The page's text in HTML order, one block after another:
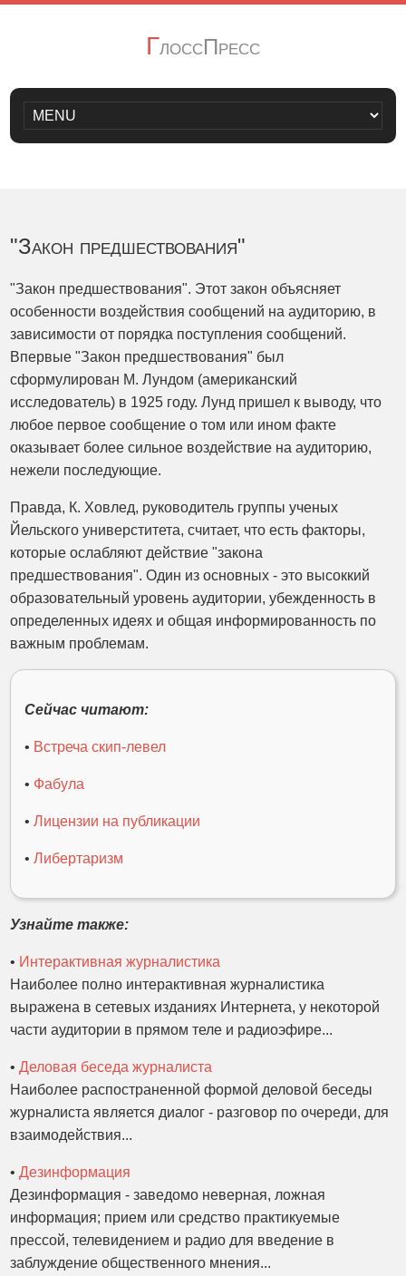
ГлоссПресс
"Закон предшествования"
"Закон предшествования". Этот закон объясняет
особенности воздействия сообщений на аудиторию, в
зависимости от порядка поступления сообщений.
Впервые "Закон предшествования" был
сформулирован М. Лундом (американский
исследователь) в 1925 году. Лунд пришел к выводу, что
любое первое сообщение о том или ином факте
оказывает более сильное воздействие на аудиторию,
нежели последующие.
Правда, К. Ховлед, руководитель группы ученых
Йельского универститета, считает, что есть факторы,
которые ослабляют действие "закона
предшествования". Один из основных - это высоккий
образовательный уровень аудитории, убежденность в
определенных идеях и общая информированность по
важным проблемам.
Сейчас читают:
• Встреча скип-левел
• Фабула
•Лицензии на публикации
•Либертаризм
Узнайте также:
• Интерактивная журналистика
Наиболее полно интерактивная журналистика
выражена в сетевых изданиях Интернета, у некоторой
части аудитории в прямом теле и радиоэфире...
•Деловая беседа журналиста
Наиболее распостраненной формой деловой беседы
журналиста является диалог - разговор по очереди, для
взаимодействия...
•Дезинформация
Дезинформация - заведомо неверная, ложная
информация; прием или средство практикуемые
прессой, телевидением и радио для введение в
заблуждение общественного мнения...